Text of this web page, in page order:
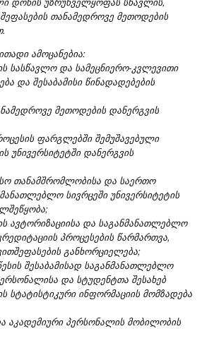
თანამედროვე მეთოდების
ამოცანებია:
სასწავლო და სამეცნიერო-კვლევითი
და შესაბამისი წინადადებების
მეთოდების დანერგვის
ფარგლებში შემუშავებული
უნივერსიტეტში დანერგვის
თანამშრომლობისა და საერთო
სივრცეში უნივერსიტეტის
ავტორიზაციისა და საგანმანათლებლო
პროცესების წარმართვა,
განხორციელება;
შესაბამისად საგანმანათლებლო
და სტუდენტთა შესახებ
სტატისტიკური ინფორმაციის მომზადება
აკადემიური პერსონალის მობილობის